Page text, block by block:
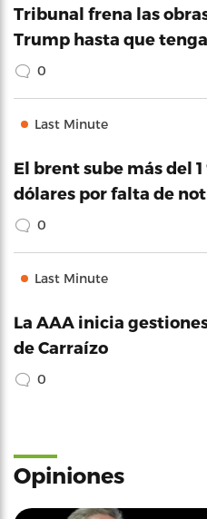
Tribunal frena las
Trump hasta que
0
Last Minute
El brent sube más del
dólares por falta de
0
Last Minute
La AAA inicia
de Carraízo
0
Opiniones